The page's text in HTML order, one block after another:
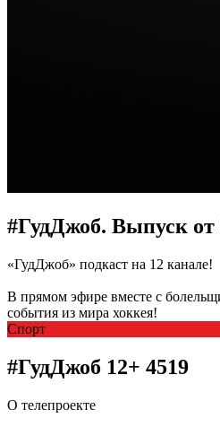
#ГудДжоб. Выпуск от
«ГудДжоб» подкаст на 12 канале!
В прямом эфире вместе с
события из мира хоккея!
Спорт
#ГудДжоб 12+ 4519
О телепроекте